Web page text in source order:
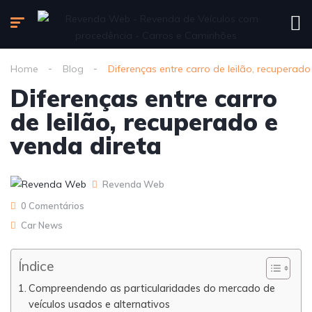
Home Blog Diferenças entre carro de leilão,
Diferenças entre carro
de leilão, recuperado e
venda direta
Revenda Web
0 Comentários
Car News
Índice
Compreendendo as particularidades do mercado de
veículos usados e alternativos